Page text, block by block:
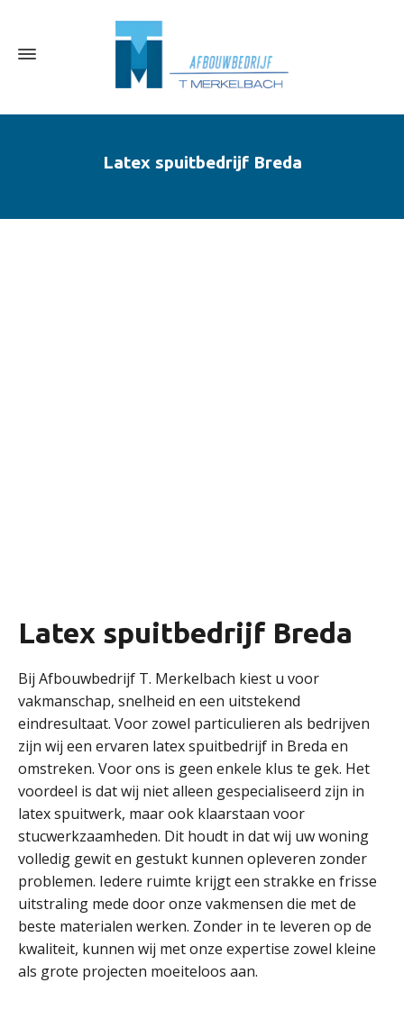
Latex spuitbedrijf Breda
Latex spuitbedrijf Breda
Bij Afbouwbedrijf T. Merkelbach kiest u voor
vakmanschap, snelheid en een uitstekend
eindresultaat. Voor zowel particulieren als bedrijven
zijn wij een ervaren latex spuitbedrijf in Breda en
omstreken. Voor ons is geen enkele klus te gek. Het
voordeel is dat wij niet alleen gespecialiseerd zijn in
latex spuitwerk, maar ook klaarstaan voor
stucwerkzaamheden. Dit houdt in dat wij uw woning
volledig gewit en gestukt kunnen opleveren zonder
problemen. Iedere ruimte krijgt een strakke en frisse
uitstraling mede door onze vakmensen die met de
beste materialen werken. Zonder in te leveren op de
kwaliteit, kunnen wij met onze expertise zowel kleine
als grote projecten moeiteloos aan.